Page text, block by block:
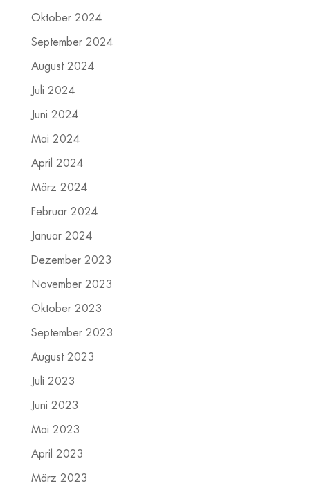
Oktober 2024
September 2024
August 2024
Juli 2024
Juni 2024
Mai 2024
April 2024
März 2024
Februar 2024
Januar 2024
Dezember 2023
November 2023
Oktober 2023
September 2023
August 2023
Juli 2023
Juni 2023
Mai 2023
April 2023
März 2023